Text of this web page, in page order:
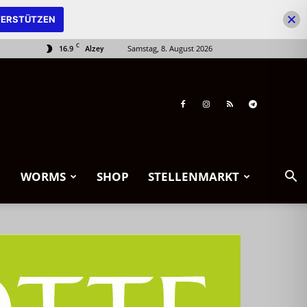
16.9 C Alzey Samstag, 8. August 2026
WORMS SHOP STELLENMARKT